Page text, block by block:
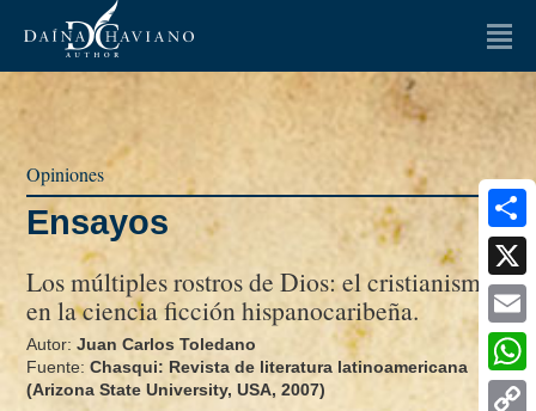
LA AUTORA
Artículos
Ensayos
ENTREVISTAS
NOTICIAS
MULTIMEDIA
Opiniones
Ensayos
Los múltiples rostros de Dios: el cristianismo
en la ciencia ficción hispanocaribeña.
Autor:Juan Carlos Toledano
Fuente:Chasqui: Revista de literatura latinoamericana
(Arizona State University, USA, 2007)
Share
X
Email